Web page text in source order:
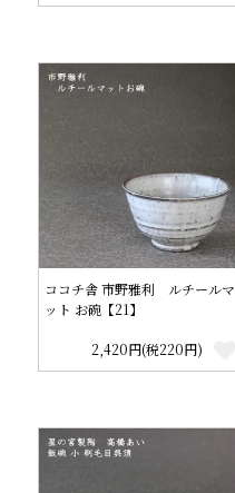
ココチ舎 市野雅利 ルチールマ
ット お碗【21】
2,420円(税220円)